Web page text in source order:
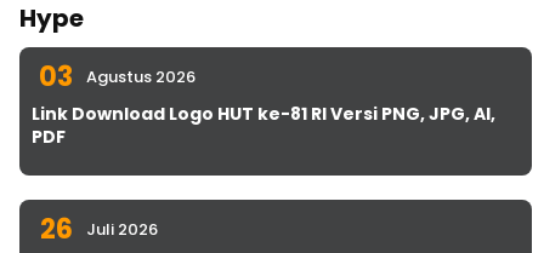
Hype
03 Agustus 2026
Link Download Logo HUT ke-81 RI Versi PNG, JPG, AI,
PDF
26 Juli 2026